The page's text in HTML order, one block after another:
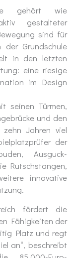
gehört wie
gestalteter
sind für
Grundschule
in den letzten
eine riesige
im Design
seinen Türmen,
und den
Jahren viel
der
Ausguck-
Rutschstangen,
innovative
fördert die
Fähigkeiten der
Platz und regt
an“, beschreibt